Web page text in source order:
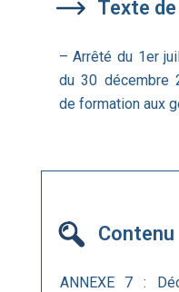
Texte
– Arrêté du 1er
du 30 décembre
de formation aux
Contenu
ANNEXE 7 :